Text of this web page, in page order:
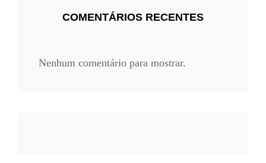
COMENTÁRIOS RECENTES
Nenhum comentário para mostrar.